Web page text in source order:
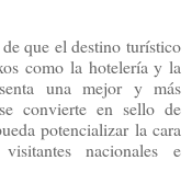
que el destino turístico
como la hotelería y la
una mejor y más
convierte en sello de
potencializar la cara
nacionales e